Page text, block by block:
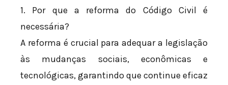
1. Por que a reforma do Código Civil é
necessária?
A reforma é crucial para adequar a legislação
às mudanças sociais, econômicas e
tecnológicas, garantindo que continue eficaz